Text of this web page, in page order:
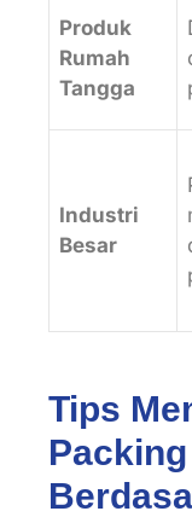
Produk
Rumah
Tangga
Industri
Besar
Tips